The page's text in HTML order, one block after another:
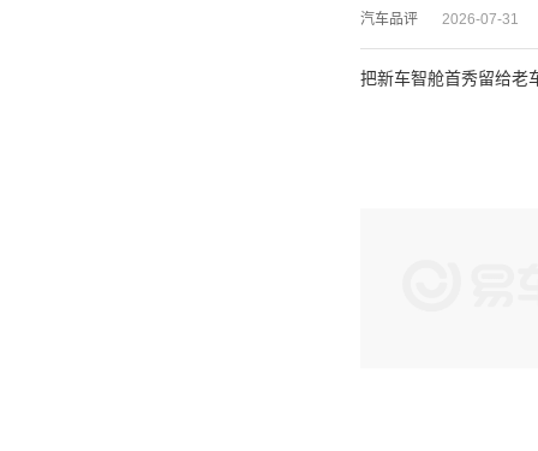
汽车品评 2026-07-31
把新车智舱首秀留给老